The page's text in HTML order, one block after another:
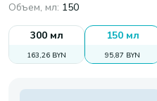
Объем, мл: 150
300 мл
163,26 BYN
150 мл
95,87 BYN